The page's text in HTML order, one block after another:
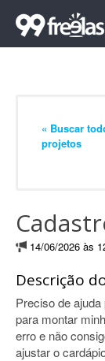
« Buscar
projetos
14/06/2026 às
Descrição
Preciso de
para montar
erro e não
ajustar o